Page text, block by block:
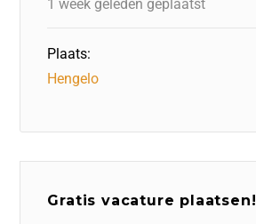
1 week geleden geplaatst
Plaats:
Hengelo
Gratis vacature plaatsen!